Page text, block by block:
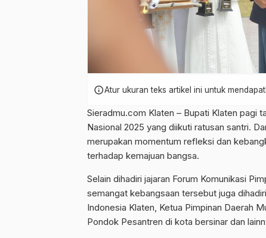
infoAtur ukuran teks artikel ini untuk
Sieradmu.com Klaten – Bupati Klaten pagi
Nasional 2025 yang diikuti ratusan santri.
merupakan momentum refleksi dan
terhadap kemajuan bangsa.
Selain dihadiri jajaran Forum Komunikasi
semangat kebangsaan tersebut juga
Indonesia Klaten, Ketua Pimpinan Daerah
Pondok Pesantren di kota bersinar dan